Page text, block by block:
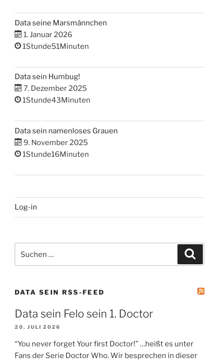
Data seine Marsmännchen
1. Januar 2026
1Stunde51Minuten
Data sein Humbug!
7. Dezember 2025
1Stunde43Minuten
Data sein namenloses Grauen
9. November 2025
1Stunde16Minuten
Log-in
nach:
DATA SEIN RSS-FEED
Data sein Felo sein 1. Doctor
20. JULI 2026
“You never forget Your first Doctor!” …heißt es unter
Fans der Serie Doctor Who. Wir besprechen in dieser